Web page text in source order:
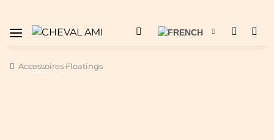
Accessoires Floatings